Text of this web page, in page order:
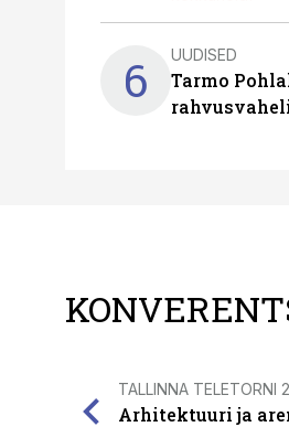
6 UUDISED
Tarmo
TALLINNA TELETORNI
Arhitektuuri ja